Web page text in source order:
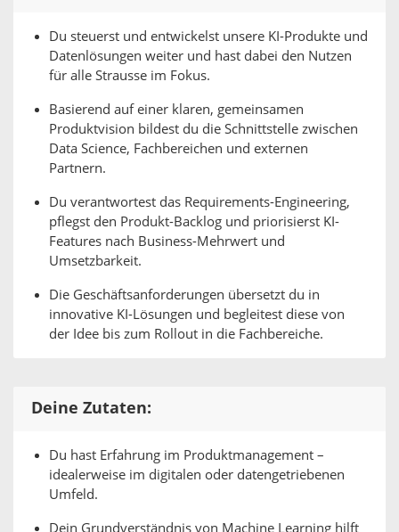
Du steuerst und entwickelst unsere KI-Produkte und
Datenlösungen weiter und hast dabei den Nutzen
für alle Strausse im Fokus.
Basierend auf einer klaren, gemeinsamen
Produktvision bildest du die Schnittstelle zwischen
Data Science, Fachbereichen und externen
Partnern.
Du verantwortest das Requirements-Engineering,
pflegst den Produkt-Backlog und priorisierst KI-
Features nach Business-Mehrwert und
Umsetzbarkeit.
Die Geschäftsanforderungen übersetzt du in
innovative KI-Lösungen und begleitest diese von
der Idee bis zum Rollout in die Fachbereiche.
Deine Zutaten:
Du hast Erfahrung im Produktmanagement –
idealerweise im digitalen oder datengetriebenen
Umfeld.
Dein Grundverständnis von Machine Learning hilft